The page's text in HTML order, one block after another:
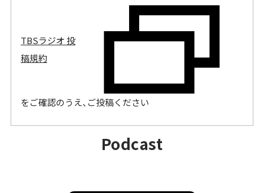
TBSラジオ 投
稿規約
をご確認のうえ、ご投稿ください
Podcast
PODCAST